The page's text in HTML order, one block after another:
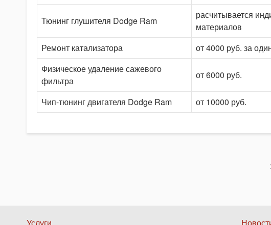
Тюнинг глушителя Dodge Ram
расчитывается
материалов
Ремонт катализатора
от 4000 руб. за
Физическое удаление сажевого
фильтра
от 6000 руб.
Чип-тюнинг двигателя Dodge Ram от 10000 руб.
Услуги